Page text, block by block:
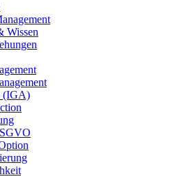
Wissen
(IGA)